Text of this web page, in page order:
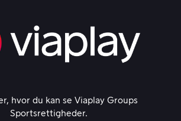
hvor du kan se Viaplay Groups
Sportsrettigheder.